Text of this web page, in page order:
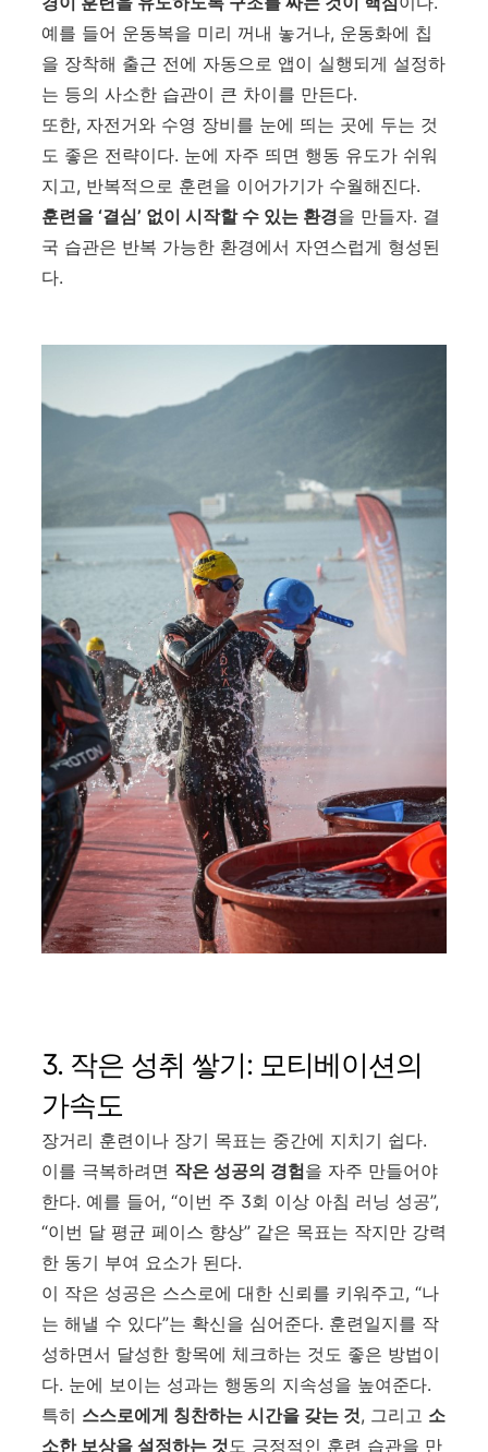
예를 들어 운동복을 미리 꺼내 놓거나, 운동화에 칩
을 장착해 출근 전에 자동으로 앱이 실행되게 설정하
는 등의 사소한 습관이 큰 차이를 만든다.
또한, 자전거와 수영 장비를 눈에 띄는 곳에 두는 것
도 좋은 전략이다. 눈에 자주 띄면 행동 유도가 쉬워
지고, 반복적으로 훈련을 이어가기가 수월해진다.
훈련을 ‘결심’ 없이 시작할 수 있는 환경을 만들자. 결
국 습관은 반복 가능한 환경에서 자연스럽게 형성된
다.
3. 작은 성취 쌓기: 모티베이션의
가속도
장거리 훈련이나 장기 목표는 중간에 지치기 쉽다.
이를 극복하려면 작은 성공의 경험을 자주 만들어야
한다. 예를 들어, “이번 주 3회 이상 아침 러닝 성공”,
“이번 달 평균 페이스 향상” 같은 목표는 작지만 강력
한 동기 부여 요소가 된다.
이 작은 성공은 스스로에 대한 신뢰를 키워주고, “나
는 해낼 수 있다”는 확신을 심어준다. 훈련일지를 작
성하면서 달성한 항목에 체크하는 것도 좋은 방법이
다. 눈에 보이는 성과는 행동의 지속성을 높여준다.
특히 스스로에게 칭찬하는 시간을 갖는 것, 그리고 소
소한 보상을 설정하는 것 도 긍정적인 훈련 습관을 만